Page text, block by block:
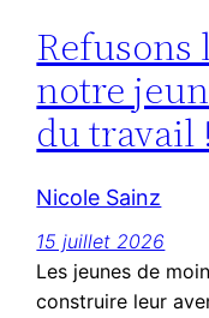
Refusons
notre
du travail !
Nicole Sainz
15 juillet 2026
Les jeunes de
construire leur